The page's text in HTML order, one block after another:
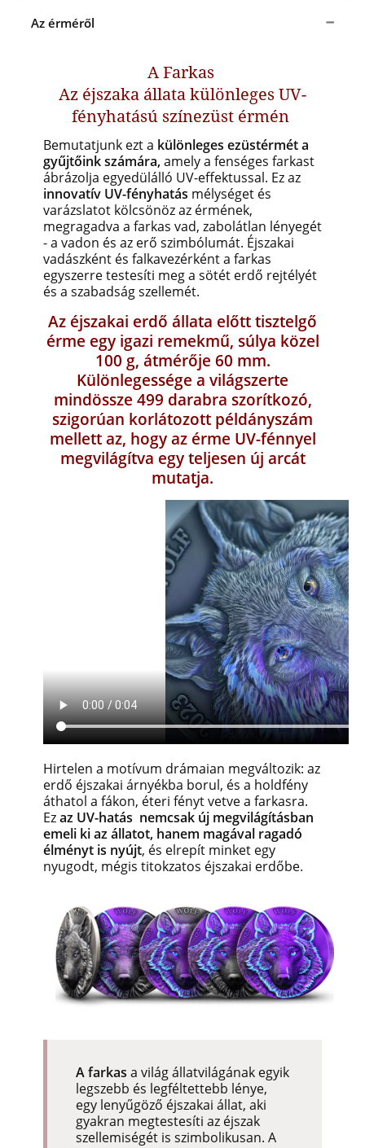
Az érméről
A Farkas
Az éjszaka állata különleges UV-
fényhatású színezüst érmén
Bemutatjunk ezt a különleges ezüstérmét a
gyűjtőink számára,amely a fenséges farkast
ábrázolja egyedülálló UV-effektussal. Ez az
innovatív UV-fényhatás mélységet és
varázslatot kölcsönöz az érmének,
megragadva a farkas vad, zabolátlan lényegét
- a vadon és az erő szimbólumát. Éjszakai
vadászként és falkavezérként a farkas
egyszerre testesíti meg a sötét erdő rejtélyét
és a szabadság szellemét.
Az éjszakai erdő állata előtt tisztelgő
érme egy igazi remekmű, súlya közel
100 g, átmérője 60 mm.
Különlegessége a világszerte
mindössze 499 darabra szorítkozó,
szigorúan korlátozott példányszám
mellett az, hogy az érme UV-fénnyel
megvilágítva egy teljesen új arcát
mutatja.
Hirtelen a motívum drámaian megváltozik: az
erdő éjszakai árnyékba borul, és a holdfény
áthatol a fákon, éteri fényt vetve a farkasra.
Ezaz UV-hatás nemcsak új megvilágításban
emeli ki az állatot, hanem magával ragadó
élményt is nyújt, és elrepít minket egy
nyugodt, mégis titokzatos éjszakai erdőbe.
A farkas a világ állatvilágának egyik
legszebb és legféltettebb lénye,
egy lenyűgöző éjszakai állat, aki
gyakran megtestesíti az éjszak
szellemiségét is szimbolikusan. A